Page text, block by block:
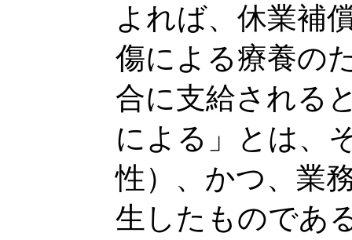
よれば、休業補
傷による療養の
合に支給される
による」とは、
性）、かつ、業
生したものであ